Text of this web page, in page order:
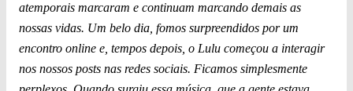
atemporais marcaram e continuam marcando demais as
nossas vidas. Um belo dia, fomos surpreendidos por um
encontro online e, tempos depois, o Lulu começou a interagir
nos nossos posts nas redes sociais. Ficamos simplesmente